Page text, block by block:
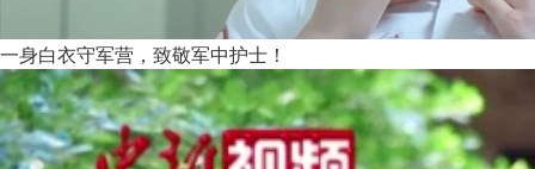
一身白衣守军营，致敬军中护士！